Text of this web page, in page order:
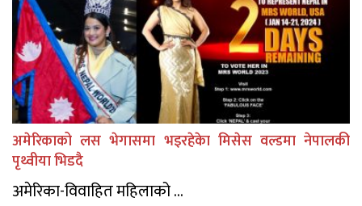
अमेरिकाको लस भेगासमा भइरहेकेा मिसेस वल्डमा नेपालकी
पृथ्वीया भिडदै
अमेरिका-विवाहित महिलाको ...